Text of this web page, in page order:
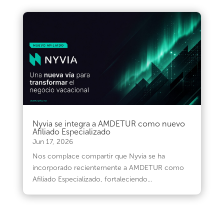
Nyvia se integra a AMDETUR como nuevo
Afiliado Especializado
Jun 17, 2026
Nos complace compartir que Nyvia se ha
incorporado recientemente a AMDETUR como
Afiliado Especializado, fortaleciendo...